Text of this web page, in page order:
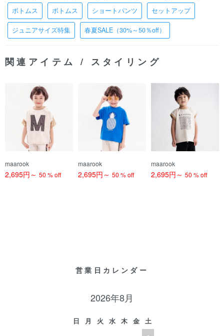
ボトムス ボトムス ショートパンツ セットアップ
ジュニアサイズ特集 春夏SALE（30%～50％off）
関連アイテム / スタイリング
maarook
2,695円～ 50 % off
maarook
2,695円～ 50 % off
maarook
2,695円～ 50 % off
営業日カレンダー
2026年8月
日 月 火 水 木 金
土